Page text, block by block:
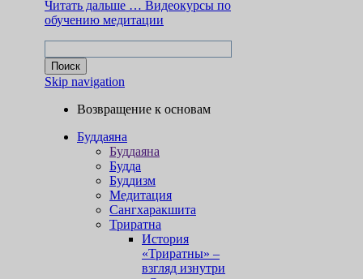
Читать дальше … Видеокурсы по
обучению медитации
Skip navigation
Возвращение к основам
Буддаяна
Буддаяна
Будда
Буддизм
Медитация
Сангхаракшита
Триратна
История
«Триратны» –
взгляд изнутри